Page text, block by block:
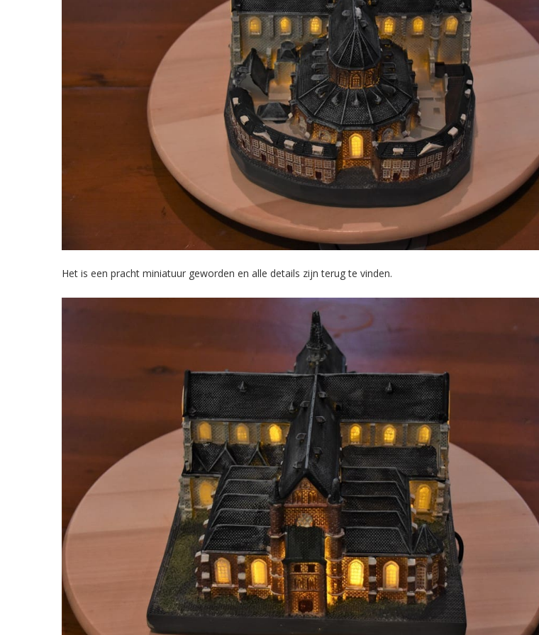
Het is een pracht miniatuur geworden en alle details zijn terug te vinden.